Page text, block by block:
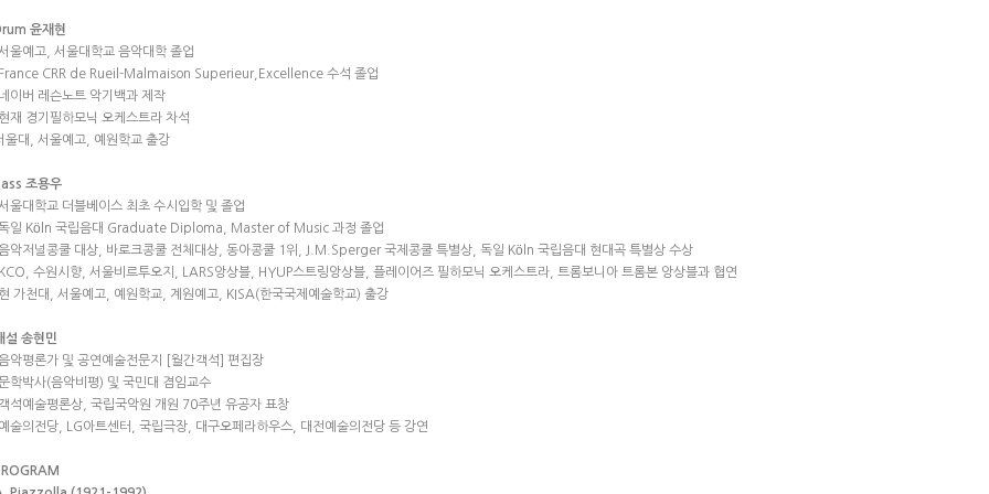
윤재현
울예고, 서울대학교 음악대학 졸업
CRR de Rueil-Malmaison Superieur,Excellence 수석 졸업
이버 레슨노트 악기백과 제작
재 경기필하모닉 오케스트라 차석
울대, 서울예고, 예원학교 출강
조용우
울대학교 더블베이스 최초 수시입학 및 졸업
일 Köln 국립음대 Graduate Diploma, Master of Music 과정 졸업
악저널콩쿨 대상, 바로크콩쿨 전체대상, 동아콩쿨 1위, J.M.Sperger 국제콩쿨 특별상, 독일 Köln 국립음대 현대곡 특별상 수상
수원시향, 서울비르투오지, LARS앙상블, HYUP스트링앙상블, 플레이어즈 필하모닉 오케스트라, 트롬보니아 트롬본 앙상블과 협연​​
가천대, 서울예고, 예원학교, 계원예고, KISA(한국국제예술학교) 출강
설 송현민
악평론가 및 공연예술전문지 [월간객석] 편집장
학박사(음악비평) 및 국민대 겸임교수
석예술평론상, 국립국악원 개원 70주년 유공자 표창
술의전당, LG아트센터, 국립극장, 대구오페라하우스, 대전예술의전당 등 강연